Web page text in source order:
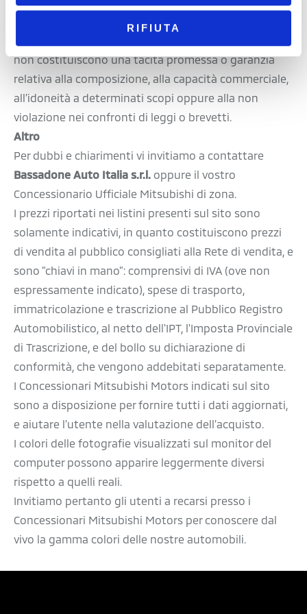
RIFIUTA
pagine non rappresentano alcuna assicurazione o
non costituiscono una tacita promessa o garanzia
relativa alla composizione, alla capacità commerciale,
all’idoneità a determinati scopi oppure alla non
violazione nei confronti di leggi o brevetti.
Altro
Per dubbi e chiarimenti vi invitiamo a contattare
Bassadone Auto Italia s.r.l. oppure il vostro
Concessionario Ufficiale Mitsubishi di zona.
I prezzi riportati nei listini presenti sul sito sono
solamente indicativi, in quanto costituiscono prezzi
di vendita al pubblico consigliati alla Rete di vendita, e
sono "chiavi in mano": comprensivi di IVA (ove non
espressamente indicato), spese di trasporto,
immatricolazione e trascrizione al Pubblico Registro
Automobilistico, al netto dell'IPT, l'Imposta Provinciale
di Trascrizione, e del bollo su dichiarazione di
conformità, che vengono addebitati separatamente.
I Concessionari Mitsubishi Motors indicati sul sito
sono a disposizione per fornire tutti i dati aggiornati,
e aiutare l’utente nella valutazione dell’acquisto.
I colori delle fotografie visualizzati sul monitor del
computer possono apparire leggermente diversi
rispetto a quelli reali.
Invitiamo pertanto gli utenti a recarsi presso i
Concessionari Mitsubishi Motors per conoscere dal
vivo la gamma colori delle nostre automobili.